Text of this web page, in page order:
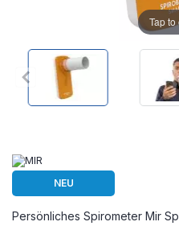
NEU
Persönliches Spirometer Mir
Tap to